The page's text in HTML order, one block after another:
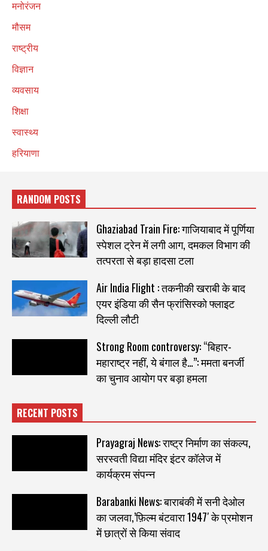
मनोरंजन
मौसम
राष्ट्रीय
विज्ञान
व्यवसाय
शिक्षा
स्वास्थ्य
हरियाणा
RANDOM POSTS
Ghaziabad Train Fire: गाजियाबाद में पूर्णिया
स्पेशल ट्रेन में लगी आग, दमकल विभाग की
तत्परता से बड़ा हादसा टला
Air India Flight : तकनीकी खराबी के बाद
एयर इंडिया की सैन फ्रांसिस्को फ्लाइट
दिल्ली लौटी
Strong Room controversy: “बिहार-
महाराष्ट्र नहीं, ये बंगाल है…”: ममता बनर्जी
का चुनाव आयोग पर बड़ा हमला
RECENT POSTS
Prayagraj News: राष्ट्र निर्माण का संकल्प,
सरस्वती विद्या मंदिर इंटर कॉलेज में
कार्यक्रम संपन्न
Barabanki News: बाराबंकी में सनी देओल
का जलवा,’फ़िल्म बंटवारा 1947′ के प्रमोशन
में छात्रों से किया संवाद